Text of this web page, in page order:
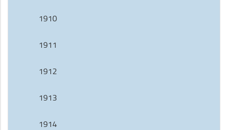
1910
1911
1912
1913
1914